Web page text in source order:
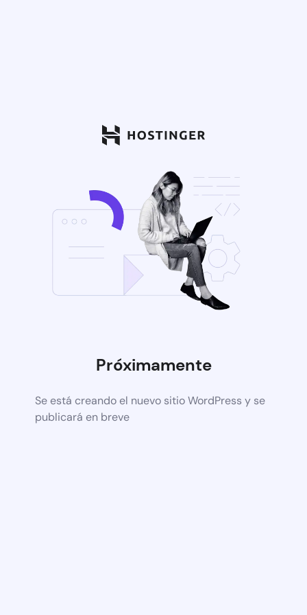
Próximamente
Se está creando el nuevo sitio WordPress y se
publicará en breve